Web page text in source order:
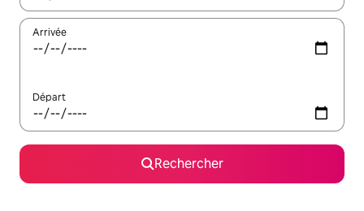
Arrivée
Départ
Rechercher